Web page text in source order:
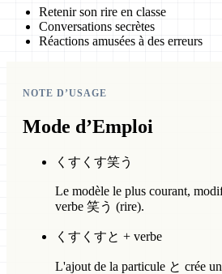
Retenir son rire en classe
Conversations secrètes
Réactions amusées à des erreurs
NOTE D’USAGE
Mode d’Emploi
くすくす笑う
Le modèle le plus courant,
verbe 笑う (rire).
くすくすと + verbe
L'ajout de la particule と crée